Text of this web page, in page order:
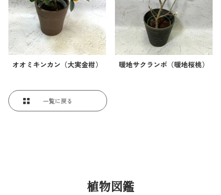
オオミキンカン（大実金柑） 暖地サクランボ（暖地桜桃）
一覧に戻る
植物図鑑